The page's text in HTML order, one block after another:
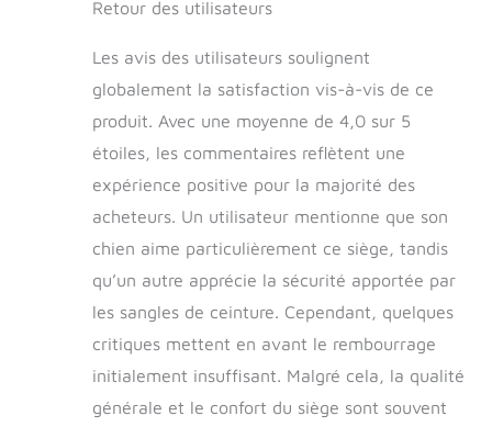
Retour des utilisateurs
Les avis des utilisateurs soulignent
globalement la satisfaction vis-à-vis de ce
produit. Avec une moyenne de 4,0 sur 5
étoiles, les commentaires reflètent une
expérience positive pour la majorité des
acheteurs. Un utilisateur mentionne que son
chien aime particulièrement ce siège, tandis
qu’un autre apprécie la sécurité apportée par
les sangles de ceinture. Cependant, quelques
critiques mettent en avant le rembourrage
initialement insuffisant. Malgré cela, la qualité
générale et le confort du siège sont souvent